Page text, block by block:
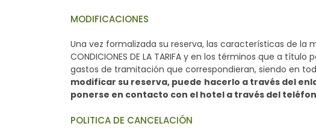
MODIFICACIONES
Una vez formalizada su reserva, las características de
CONDICIONES DE LA TARIFA y en los términos que a
gastos de tramitación que correspondieran, siendo en
modificar su reserva, puede hacerlo a través del
ponerse en contacto con el hotel a través del
POLITICA DE CANCELACIÓN